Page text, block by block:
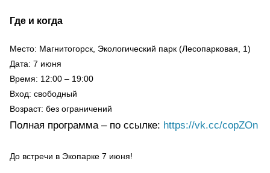
Где и когда
Место: Магнитогорск, Экологический парк (Лесопарковая, 1)
Дата: 7 июня
Время: 12:00 – 19:00
Вход: свободный
Возраст: без ограничений
Полная программа – по ссылке: https://vk.cc/copZOn
До встречи в Экопарке 7 июня!